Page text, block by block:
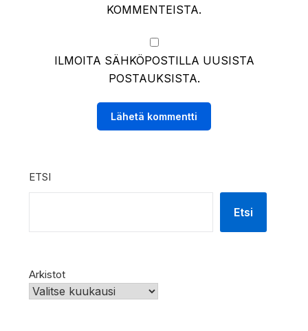
KOMMENTEISTA.
ILMOITA SÄHKÖPOSTILLA UUSISTA
POSTAUKSISTA.
ETSI
Etsi
Arkistot